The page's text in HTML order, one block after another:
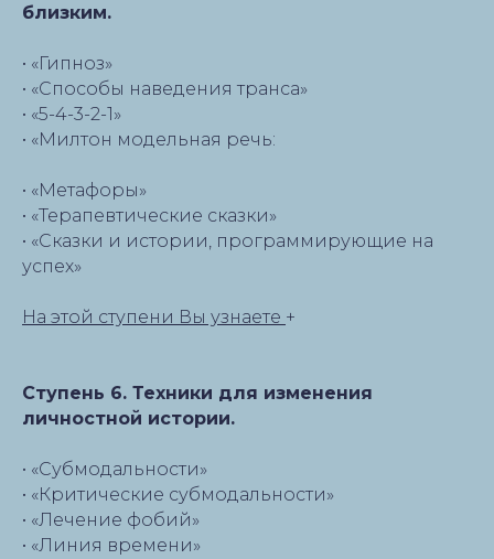
близким.
• «Гипноз»
• «Способы наведения транса»
• «5-4-3-2-1»
• «Милтон модельная речь:
• «Метафоры»
• «Терапевтические сказки»
• «Сказки и истории, программирующие на
успех»
На этой ступени Вы узнаете +
Ступень 6. Техники для изменения
личностной истории.
• «Субмодальности»
• «Критические субмодальности»
• «Лечение фобий»
• «Линия времени»